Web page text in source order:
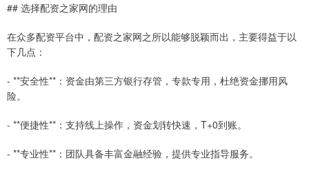
## 选择配资之家网的理由
在众多配资平台中，配资之家网之所以能够脱颖而出，主要得益于以
下几点：
- **安全性**：资金由第三方银行存管，专款专用，杜绝资金挪用风
险。
- **便捷性**：支持线上操作，资金划转快速，T+0到账。
- **专业性**：团队具备丰富金融经验，提供专业指导服务。